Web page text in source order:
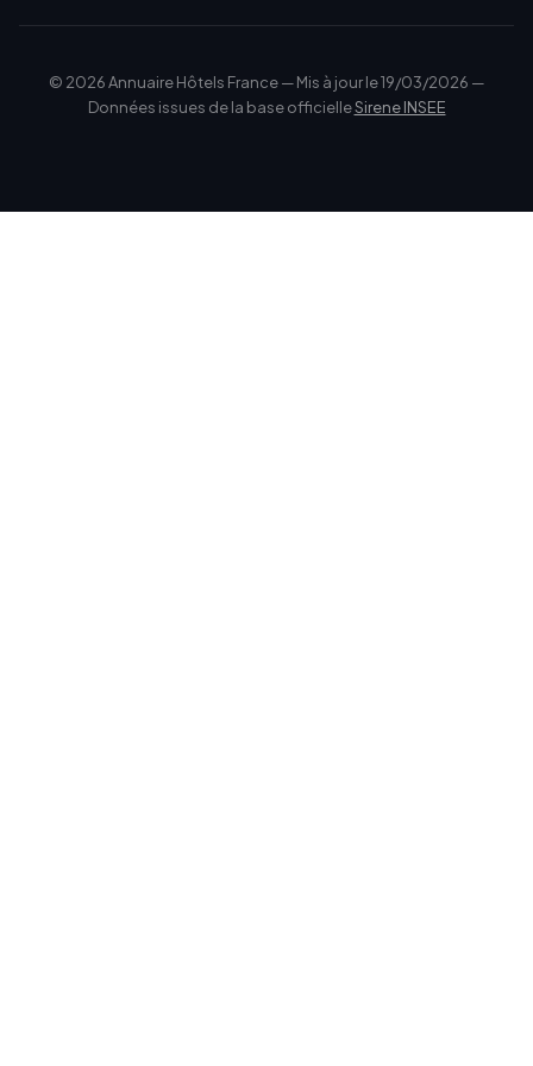
© 2026 Annuaire Hôtels France — Mis à jour le 19/03/2026 —
Données issues de la base officielleSirene INSEE